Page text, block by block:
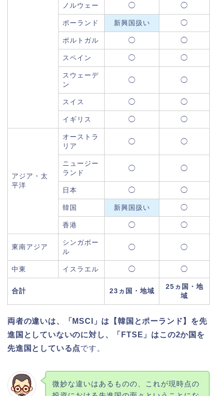
ノルウェー ◯ ◯
ポーランド 新興国扱い ◯
ポルトガル ◯ ◯
スペイン ◯ ◯
スウェーデ
ン
◯ ◯
スイス ◯ ◯
イギリス ◯ ◯
アジア・太
平洋
オーストラ
リア
◯ ◯
ニュージー
ランド
◯ ◯
日本 ◯ ◯
韓国 新興国扱い ◯
香港 ◯ ◯
東南アジア
シンガポー
ル
◯ ◯
中東 イスラエル ◯ ◯
合計 23ヵ国・地域
25ヵ国・地
域
両者の違いは、「MSCI」は【韓国とポーランド】を先
進国としていないのに対し、「FTSE」はこの2か国を
先進国としている点です。
微妙な違いはあるものの、これが現時点の